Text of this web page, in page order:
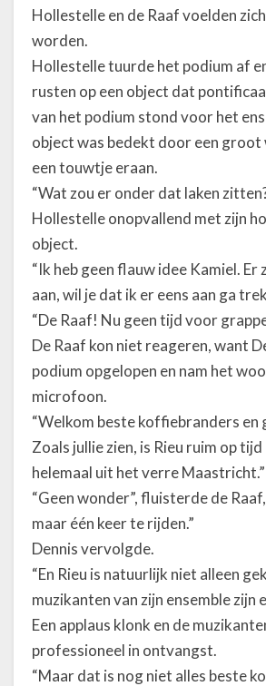
Hollestelle en de Raaf voelden
worden.
Hollestelle tuurde het podium af
rusten op een object dat
van het podium stond voor het
object was bedekt door een
een touwtje eraan.
“Wat zou er onder dat laken
Hollestelle onopvallend met zijn
object.
“Ik heb geen flauw idee Kamiel.
aan, wil je dat ik er eens aan ga
“De Raaf! Nu geen tijd voor
De Raaf kon niet reageren, want
podium opgelopen en nam het
microfoon.
“Welkom beste koffiebranders en
Zoals jullie zien, is Rieu ruim op
helemaal uit het verre Maastricht.”
“Geen wonder”, fluisterde de
maar één keer te rijden.”
Dennis vervolgde.
“En Rieu is natuurlijk niet alleen
muzikanten van zijn ensemble zijn
Een applaus klonk en de
professioneel in ontvangst.
“Maar dat is nog niet alles beste